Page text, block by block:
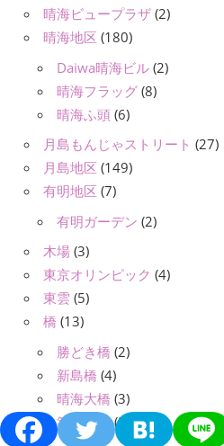
晴海ビュープラザ (2)
晴海地区 (180)
Daiwa晴海ビル (2)
晴海フラッグ (8)
晴海ふ頭 (6)
月島もんじゃストリート (27)
月島地区 (149)
有明地区 (7)
有明ガーデン (2)
木場 (3)
東京オリンピック (4)
東雲 (5)
橋 (13)
勝どき橋 (2)
新島橋 (4)
晴海大橋 (3)
築地大橋(3)